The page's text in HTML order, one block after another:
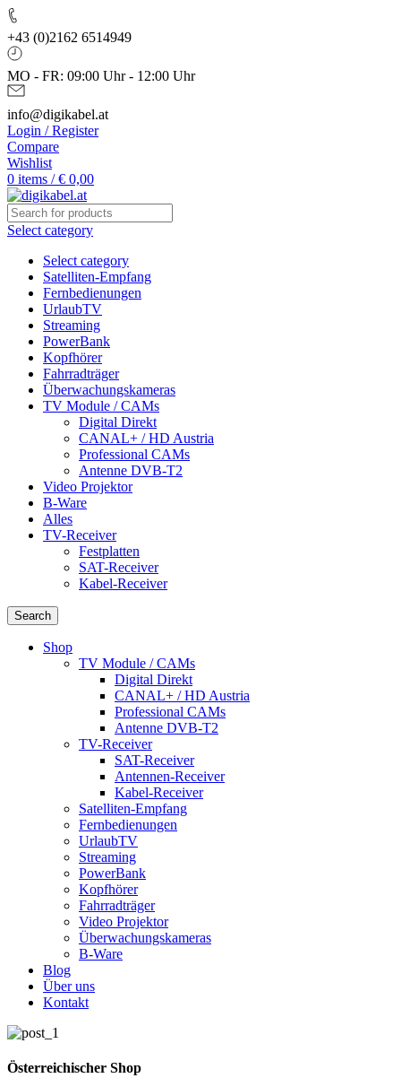
+43 (0)2162 6514949
MO - FR: 09:00 Uhr - 12:00 Uhr
info@digikabel.at
Login / Register
Compare
Wishlist
0 items / € 0,00
Select category
Select category
Satelliten-Empfang
Fernbedienungen
UrlaubTV
Streaming
PowerBank
Kopfhörer
Fahrradträger
Überwachungskameras
TV Module / CAMs
Digital Direkt
CANAL+ / HD Austria
Professional CAMs
Antenne DVB-T2
Video Projektor
B-Ware
Alles
TV-Receiver
Festplatten
SAT-Receiver
Kabel-Receiver
Search
Shop
TV Module / CAMs
Digital Direkt
CANAL+ / HD Austria
Professional CAMs
Antenne DVB-T2
TV-Receiver
SAT-Receiver
Antennen-Receiver
Kabel-Receiver
Satelliten-Empfang
Fernbedienungen
UrlaubTV
Streaming
PowerBank
Kopfhörer
Fahrradträger
Video Projektor
Überwachungskameras
B-Ware
Blog
Über uns
Kontakt
Österreichischer Shop